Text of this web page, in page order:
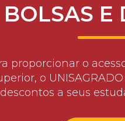
BOLSAS E
proporcionar o
o
descontos a seus